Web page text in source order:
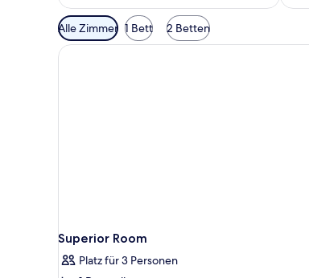
Verfügbare
Filter
für
Alle Zimmer 1 Bett 2 Betten
Superior Room
Platz für 3 Personen